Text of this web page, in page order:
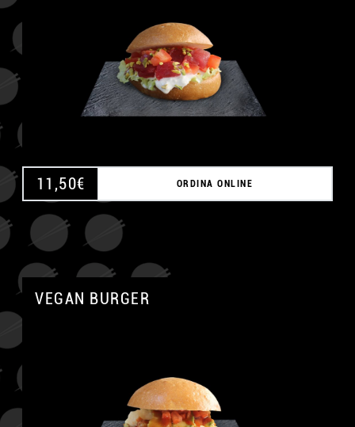
11,50€ ORDINA ONLINE
VEGAN BURGER